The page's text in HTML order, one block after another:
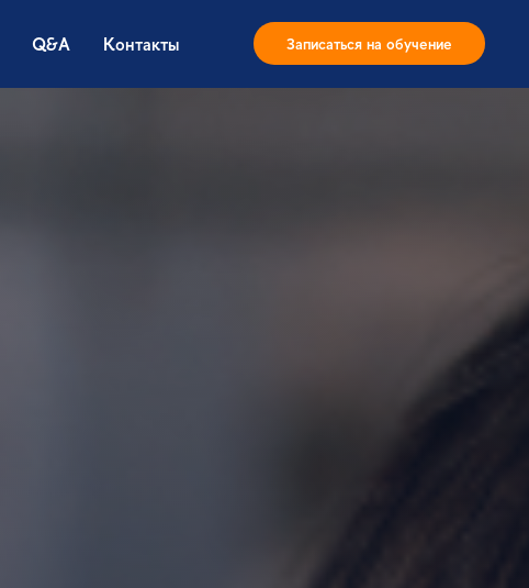
Q&A Контакты Записаться на обучение